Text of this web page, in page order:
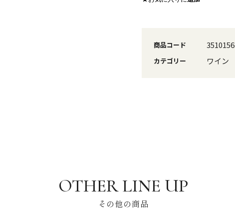
商品コード 3510156
カテゴリー ワイン
その他の商品